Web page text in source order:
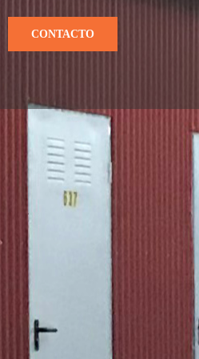
CONTACTO